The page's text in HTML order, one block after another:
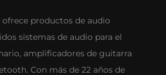
ofrece productos de audio
sistemas de audio para el
amplificadores de guitarra
Con más de 22 años de